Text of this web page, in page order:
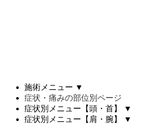
施術メニュー ▼
症状・痛みの部位別ページ
症状別メニュー【頭・首】
▼
症状別メニュー【肩・腕】
▼